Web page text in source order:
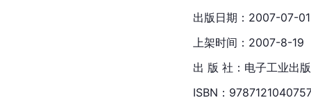
出版日期：2007-07-01
上架时间：2007-8-19
出 版 社： 电子工业出
ISBN：